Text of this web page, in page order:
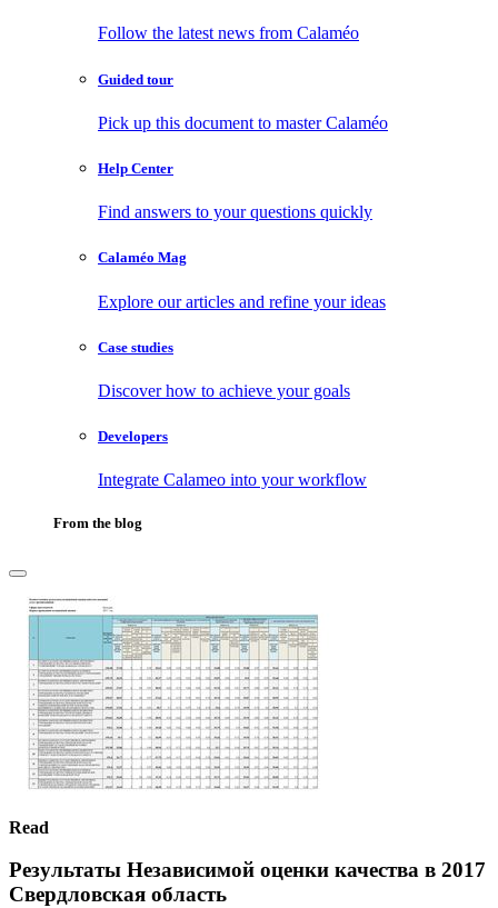
Follow the latest news from Calaméo
Guided tour
Pick up this document to master Calaméo
Help Center
Find answers to your questions quickly
Calaméo Mag
Explore our articles and refine your ideas
Case studies
Discover how to achieve your goals
Developers
Integrate Calameo into your workflow
From the blog
Read
Результаты Независимой оценки качества в 2017
Свердловская область